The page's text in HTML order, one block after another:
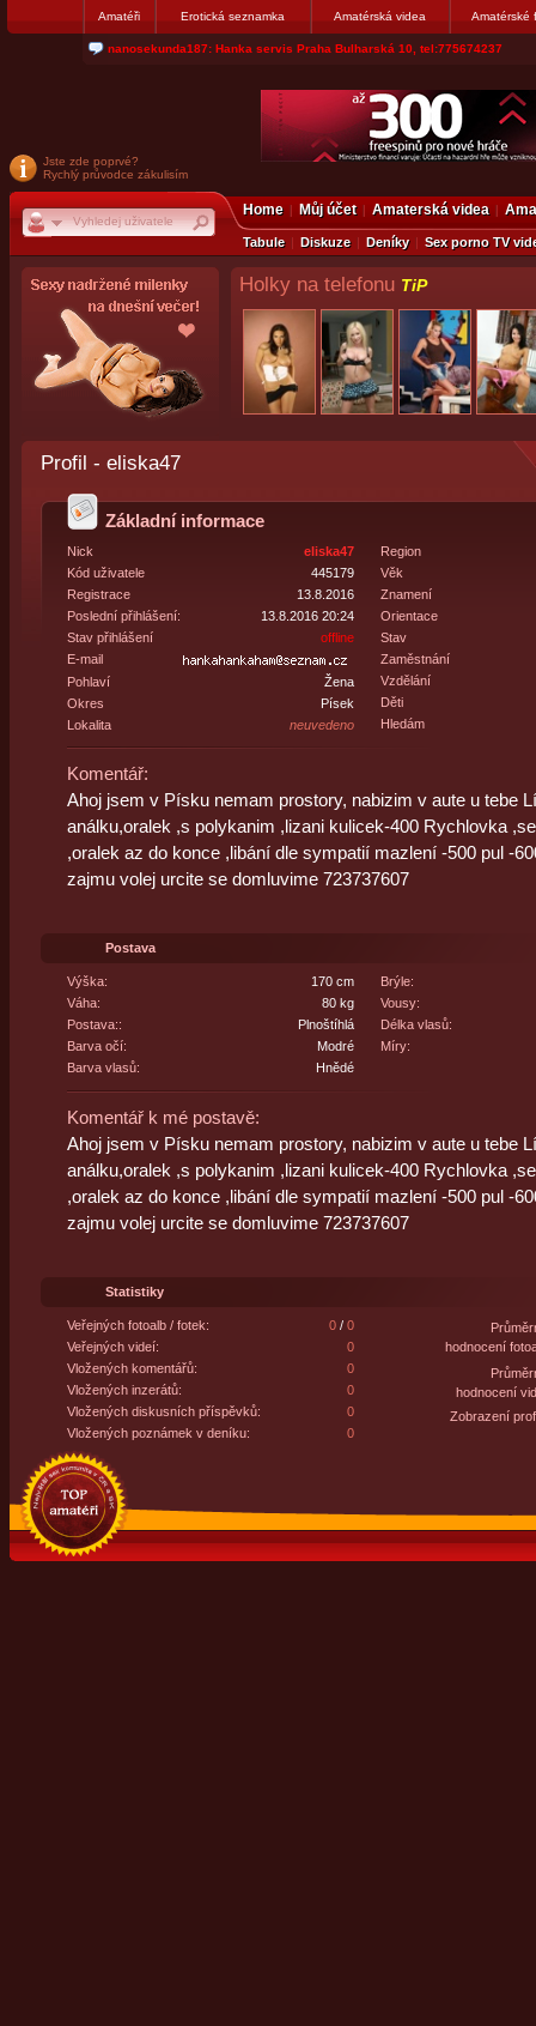
Amatéři Erotická seznamka Amatérská videa Amatérské
jjoseff: Najde se par, ktery nekdy přemýšlel o divákovi. Napiste
Jste zde poprvé?
Rychlý průvodce zákulisím
Home Můj účet Amaterská videa
Tabule Diskuze Deníky Sex porno TV
Holky na telefonu TiP
Profil - eliska47
Základní informace
Nick
eliska47
Kód uživatele
445179
Registrace
13.8.2016
Poslední přihlášení:
13.8.2016 20:24
Stav přihlášení
offline
E-mail
Pohlaví
Žena
Okres
Písek
Lokalita
neuvedeno
Region
Věk
Znamení
Orientace
Stav
Zaměstnání
Vzdělání
Děti
Hledám
Komentář:
Ahoj jsem v Písku nemam prostory, nabizim v aute u tebe
análku,oralek ,s polykanim ,lizani kulicek-400 Rychlovka
,oralek az do konce ,libání dle sympatií mazlení -500 pul -
zajmu volej urcite se domluvime 723737607
Postava
Výška:
170 cm
Váha:
80 kg
Postava::
Plnoštíhlá
Barva očí:
Modré
Barva vlasů:
Hnědé
Brýle:
Vousy:
Délka vlasů:
Míry:
Komentář k mé postavě:
Ahoj jsem v Písku nemam prostory, nabizim v aute u tebe
análku,oralek ,s polykanim ,lizani kulicek-400 Rychlovka
,oralek az do konce ,libání dle sympatií mazlení -500 pul -
zajmu volej urcite se domluvime 723737607
Statistiky
Veřejných fotoalb / fotek: 0/ 0
Veřejných videí:
0
Vložených komentářů:
0
Vložených inzerátů:
0
Vložených diskusních příspěvků:
0
Vložených poznámek v deníku:
0
hodnocení
hodnocení
Zobrazení